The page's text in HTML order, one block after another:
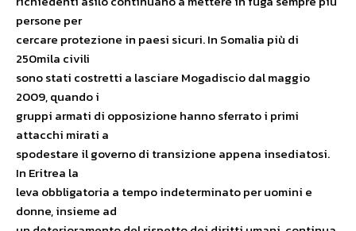
persone per
cercare protezione in paesi sicuri. In Somalia più di
250mila civili
sono stati costretti a lasciare Mogadiscio dal maggio
2009, quando i
gruppi armati di opposizione hanno sferrato i primi
attacchi mirati a
spodestare il governo di transizione appena insediatosi.
In Eritrea la
leva obbligatoria a tempo indeterminato per uomini e
donne, insieme ad